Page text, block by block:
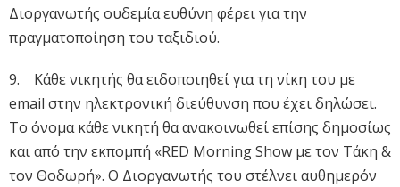
Διοργανωτής ουδεμία ευθύνη φέρει για την
πραγματοποίηση του ταξιδιού.
9. Κάθε νικητής θα ειδοποιηθεί για τη νίκη του με
email στην ηλεκτρονική διεύθυνση που έχει δηλώσει.
Το όνομα κάθε νικητή θα ανακοινωθεί επίσης δημοσίως
και από την εκπομπή «RED Morning Show με τον Τάκη &
τον Θοδωρή». Ο Διοργανωτής του στέλνει αυθημερόν